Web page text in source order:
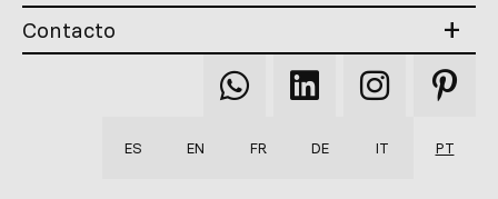
Contacto
Qooqer
WhatsApp
Qooqer
Linkedin
Qooqer
Instagram
Qooqer
ES EN FR DE IT PT